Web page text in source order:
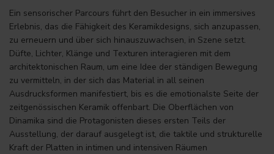
Ein sensorischer Parcours führt den Besucher in ein immersives
Erlebnis, das die Fähigkeit des Keramikdesigns, sich anzupassen,
zu erneuern und über sich hinauszuwachsen, in Szene setzt.
Düfte, Lichter, Klänge und Texturen interagieren mit dem
architektonischen Raum, um eine Idee der ständigen Bewegung
zu vermitteln, in der sich das Material in all seinen
Ausdrucksformen manifestiert, bis es die emotionalste Seite der
zeitgenössischen Keramik offenbart. Die Oberflächen von
Dinamika sind die Protagonisten dieses ersten Teils der
Ausstellung, der darauf ausgelegt ist, die taktile und strukturelle
Kraft der Platten in intimen und intensiven Räumen